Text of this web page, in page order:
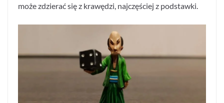
może zdzierać się z krawędzi, najczęściej z podstawki.